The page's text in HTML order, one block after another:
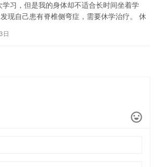
习，但是我的身体却不适合长时间坐着学
现自己患有脊椎侧弯症，需要休学治疗。 休
日